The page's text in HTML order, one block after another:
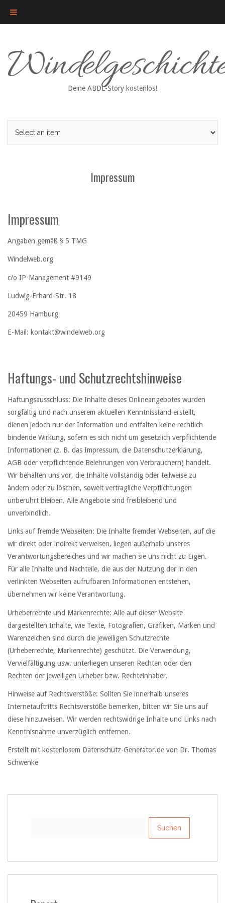
content
Deine ABDL-Story kostenlos!
Impressum
Impressum
Angaben gemäß § 5 TMG
Windelweb.org
c/o IP-Management #9149
Ludwig-Erhard-Str. 18
20459 Hamburg
E-Mail: kontakt@windelweb.org
Haftungs- und Schutzrechtshinweise
Haftungsausschluss: Die Inhalte dieses Onlineangebotes wurden
sorgfältig und nach unserem aktuellen Kenntnisstand erstellt,
dienen jedoch nur der Information und entfalten keine rechtlich
bindende Wirkung, sofern es sich nicht um gesetzlich verpflichtende
Informationen (z. B. das Impressum, die Datenschutzerklärung,
AGB oder verpflichtende Belehrungen von Verbrauchern) handelt.
Wir behalten uns vor, die Inhalte vollständig oder teilweise zu
ändern oder zu löschen, soweit vertragliche Verpflichtungen
unberührt bleiben. Alle Angebote sind freibleibend und
unverbindlich.
Links auf fremde Webseiten: Die Inhalte fremder Webseiten, auf die
wir direkt oder indirekt verweisen, liegen außerhalb unseres
Verantwortungsbereiches und wir machen sie uns nicht zu Eigen.
Für alle Inhalte und Nachteile, die aus der Nutzung der in den
verlinkten Webseiten aufrufbaren Informationen entstehen,
übernehmen wir keine Verantwortung.
Urheberrechte und Markenrechte: Alle auf dieser Website
dargestellten Inhalte, wie Texte, Fotografien, Grafiken, Marken und
Warenzeichen sind durch die jeweiligen Schutzrechte
(Urheberrechte, Markenrechte) geschützt. Die Verwendung,
Vervielfältigung usw. unterliegen unseren Rechten oder den
Rechten der jeweiligen Urheber bzw. Rechteinhaber.
Hinweise auf Rechtsverstöße: Sollten Sie innerhalb unseres
Internetauftritts Rechtsverstöße bemerken, bitten wir Sie uns auf
diese hinzuweisen. Wir werden rechtswidrige Inhalte und Links nach
Kenntnisnahme unverzüglich entfernen.
Erstellt mit kostenlosem Datenschutz-Generator.de von Dr. Thomas
Schwenke